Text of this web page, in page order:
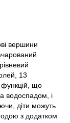
вершини
13
функцій, що
водоспадом, і
діти можуть
з додатком